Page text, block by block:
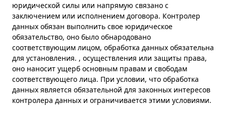
юридической силы или напрямую связано с
заключением или исполнением договора. Контролер
данных обязан выполнить свое юридическое
обязательство, оно было обнародовано
соответствующим лицом, обработка данных обязательна
для установления. , осуществления или защиты права,
оно наносит ущерб основным правам и свободам
соответствующего лица. При условии, что обработка
данных является обязательной для законных интересов
контролера данных и ограничивается этими условиями.